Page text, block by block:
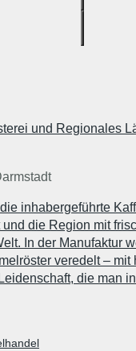
und Regionales
inhabergeführte
die Region mit
In der Manufaktur
veredelt –
die man